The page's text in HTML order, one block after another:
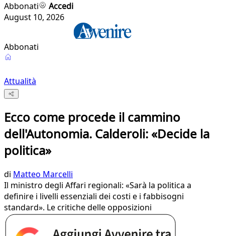
Abbonati
Accedi
August 10, 2026
Abbonati
Attualità
Ecco come procede il cammino
dell'Autonomia. Calderoli: «Decide la
politica»
di Matteo Marcelli
Il ministro degli Affari regionali: «Sarà la politica a
definire i livelli essenziali dei costi e i fabbisogni
standard». Le critiche delle opposizioni